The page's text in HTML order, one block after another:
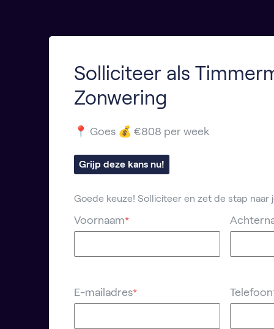
Solliciteer als
Zonwering
📍 Goes 💰 €808 per week
Grijp deze kans nu!
Goede keuze! Solliciteer en zet de stap naar
Voornaam*
E-mailadres* Telefoon